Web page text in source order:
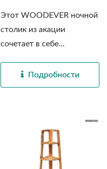
Этот WOODEVER ночной
столик из акации
сочетает в себе...
Подробности